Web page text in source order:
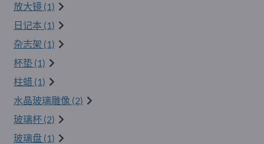
放大镜 (1)
日记本 (1)
杂志架 (1)
杯垫 (1)
柱蜡 (1)
水晶玻璃雕像 (2)
玻璃杯 (2)
玻璃盘 (1)